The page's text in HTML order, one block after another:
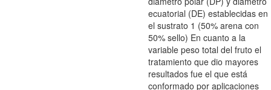
ecuatorial (DE) establecidas en
el sustrato 1 (50% arena con
50% sello) En cuanto a la
variable peso total del fruto el
tratamiento que dio mayores
resultados fue el que está
conformado por aplicaciones